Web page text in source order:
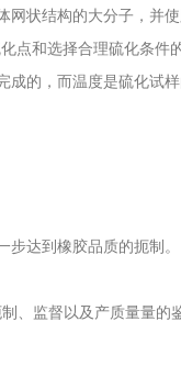
状结构的大分子，并使
点和选择合理硫化条件
的，而温度是硫化试样
达到橡胶品质的扼制。
监督以及产质量量的鉴